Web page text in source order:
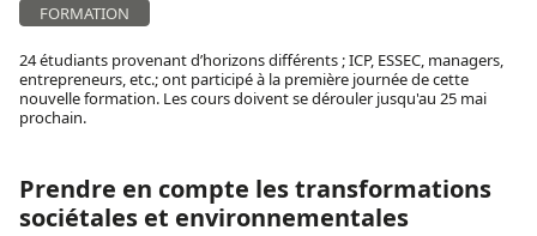
FORMATION
24 étudiants provenant d’horizons différents ; ICP, ESSEC, managers,
entrepreneurs, etc.; ont participé à la première journée de cette
nouvelle formation. Les cours doivent se dérouler jusqu'au 25 mai
prochain.
Prendre en compte les transformations
sociétales et environnementales